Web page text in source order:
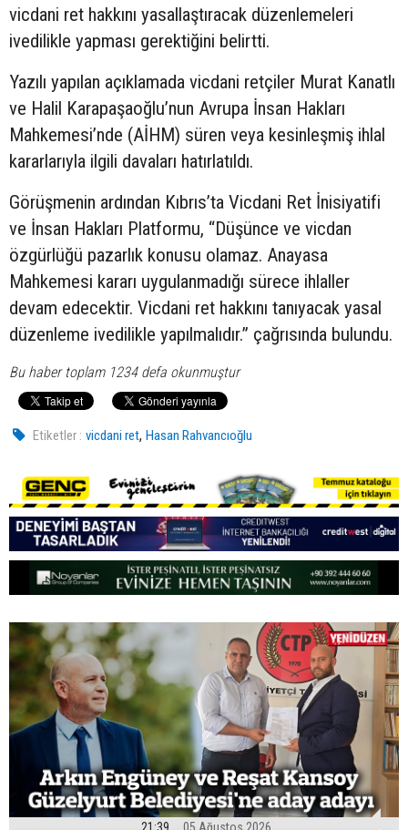
vicdani ret hakkını yasallaştıracak düzenlemeleri
ivedilikle yapması gerektiğini belirtti.
Yazılı yapılan açıklamada vicdani retçiler Murat Kanatlı
ve Halil Karapaşaoğlu’nun Avrupa İnsan Hakları
Mahkemesi’nde (AİHM) süren veya kesinleşmiş ihlal
kararlarıyla ilgili davaları hatırlatıldı.
Görüşmenin ardından Kıbrıs’ta Vicdani Ret İnisiyatifi
ve İnsan Hakları Platformu, “Düşünce ve vicdan
özgürlüğü pazarlık konusu olamaz. Anayasa
Mahkemesi kararı uygulanmadığı sürece ihlaller
devam edecektir. Vicdani ret hakkını tanıyacak yasal
düzenleme ivedilikle yapılmalıdır.” çağrısında bulundu.
Bu haber toplam 1234 defa okunmuştur
Etiketler : vicdani ret,Hasan Rahvancıoğlu
21:39 05 Ağustos 2026